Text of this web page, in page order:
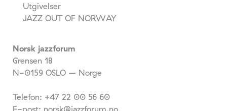
Utgivelser
JAZZ OUT OF NORWAY
Norsk jazzforum
Grensen 18
N-0159 OSLO – Norge
Telefon: +47 22 00 56 60
E-post: norsk@jazzforum.no